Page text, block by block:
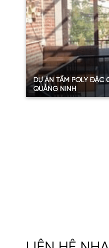
Xem thêm
DỰ ÁN TẤM POLY ĐẶC
QUẢNG NINH